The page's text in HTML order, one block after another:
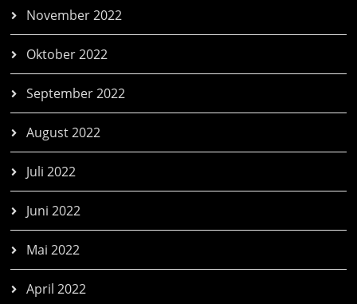
November 2022
Oktober 2022
September 2022
August 2022
Juli 2022
Juni 2022
Mai 2022
April 2022